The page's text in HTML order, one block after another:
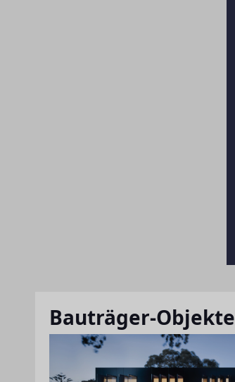
Bauträger-Objekte